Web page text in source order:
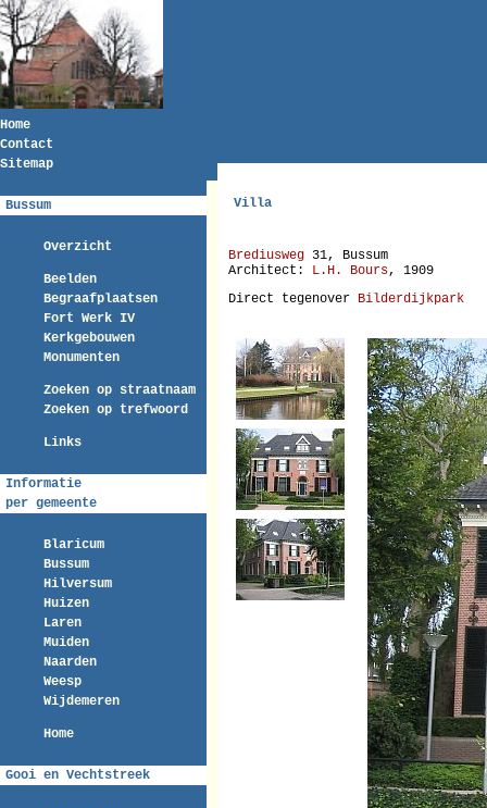
Home
Contact
Sitemap
Bussum
Overzicht
Beelden
Begraafplaatsen
Fort Werk IV
Kerkgebouwen
Monumenten
Zoeken op straatnaam
Zoeken op trefwoord
Links
Informatie
per gemeente
Blaricum
Bussum
Hilversum
Huizen
Laren
Muiden
Naarden
Weesp
Wijdemeren
Home
Gooi en Vechtstreek
Villa
Brediusweg 31, Bussum
Architect: L.H. Bours, 1909
Direct tegenover Bilderdijkpark